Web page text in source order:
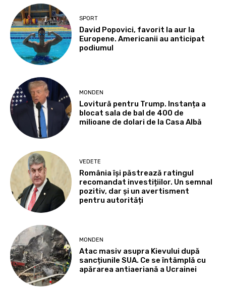
SPORT
David Popovici, favorit la aur la
Europene. Americanii au anticipat
podiumul
MONDEN
Lovitură pentru Trump. Instanța a
blocat sala de bal de 400 de
milioane de dolari de la Casa Albă
VEDETE
România își păstrează ratingul
recomandat investițiilor. Un semnal
pozitiv, dar și un avertisment
pentru autorități
MONDEN
Atac masiv asupra Kievului după
sancțiunile SUA. Ce se întâmplă cu
apărarea antiaeriană a Ucrainei